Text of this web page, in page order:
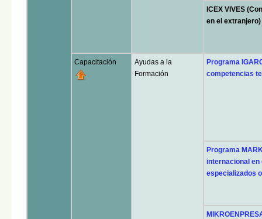
ICEX VIVES
en el extranjero)
Capacitación
Ayudas a la
Formación
Programa
competencias
Programa
internacional en
especializados